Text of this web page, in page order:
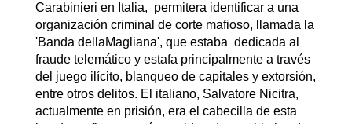
Carabinieri en Italia, permitera identificar a una
organización criminal de corte mafioso, llamada la
'Banda dellaMagliana', que estaba dedicada al
fraude telemático y estafa principalmente a través
del juego ilícito, blanqueo de capitales y extorsión,
entre otros delitos. El italiano, Salvatore Nicitra,
actualmente en prisión, era el cabecilla de esta